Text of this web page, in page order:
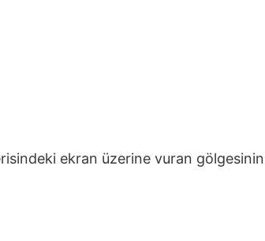
ekran üzerine vuran gölgesinin